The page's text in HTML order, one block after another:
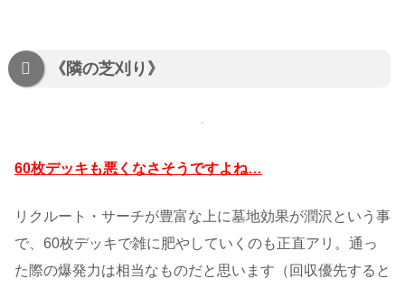
《隣の芝刈り》
60枚デッキも悪くなさそうですよね…
リクルート・サーチが豊富な上に墓地効果が潤沢という事
で、60枚デッキで雑に肥やしていくのも正直アリ。通っ
た際の爆発力は相当なものだと思います（回収優先すると